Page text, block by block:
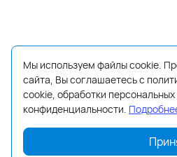
Мы используем файлы cookie.
сайта, Вы соглашаетесь с
cookie, обработки
конфиденциальности.